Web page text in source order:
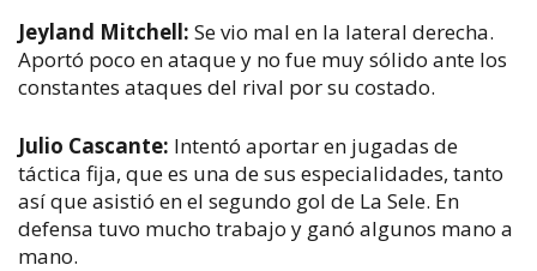
Jeyland Mitchell: Se vio mal en la lateral derecha.
Aportó poco en ataque y no fue muy sólido ante los
constantes ataques del rival por su costado.
Julio Cascante: Intentó aportar en jugadas de
táctica fija, que es una de sus especialidades, tanto
así que asistió en el segundo gol de La Sele. En
defensa tuvo mucho trabajo y ganó algunos mano a
mano.